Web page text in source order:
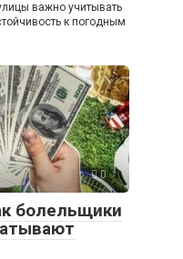
важно учитывать
к погодным
0
болельщики